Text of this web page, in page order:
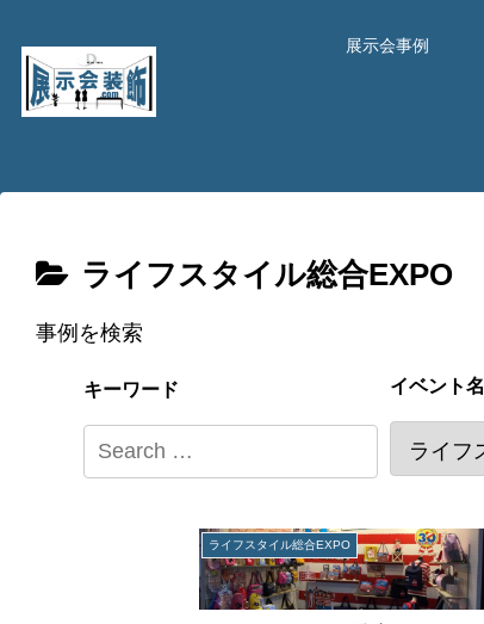
展示会事例
ライフスタイル総合EXPO
事例を検索
キーワード イベント名
ライフスタイル総合EXPO